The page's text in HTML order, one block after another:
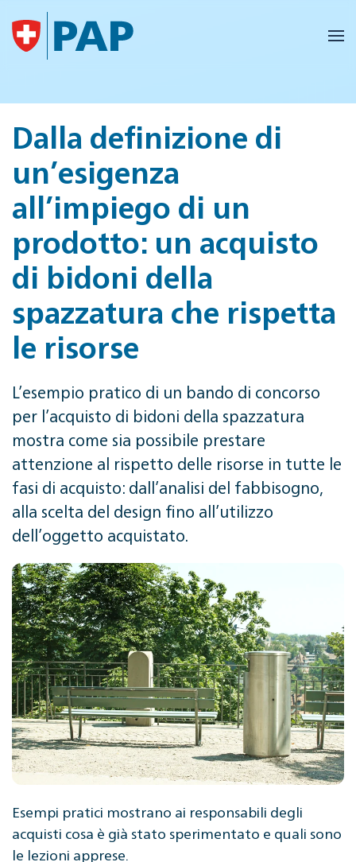
Skip to main content
Dalla definizione di
un’esigenza
all’impiego di un
prodotto: un acquisto
di bidoni della
spazzatura che rispetta
le risorse
L’esempio pratico di un bando di concorso
per l’acquisto di bidoni della spazzatura
mostra come sia possibile prestare
attenzione al rispetto delle risorse in tutte le
fasi di acquisto: dall’analisi del fabbisogno,
alla scelta del design fino all’utilizzo
dell’oggetto acquistato.
Esempi pratici mostrano ai responsabili degli
acquisti cosa è già stato sperimentato e quali sono
le lezioni apprese.